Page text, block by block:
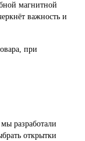
магнитной
важность и
при
разработали
открытки